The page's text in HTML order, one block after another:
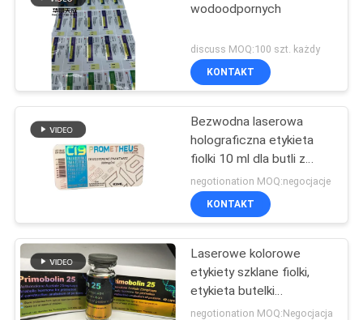
AKTUALNOŚCI
SPRAWY
SITEMAP
PRIVACY
wodoodpornych
discuss MOQ:100 szt. każdy
KONTAKT
Bezwodna laserowa
holograficzna etykieta
fiolki 10 ml dla butli z
lekami z peptydami
negotionation MOQ:negocjacje
KONTAKT
Laserowe kolorowe
etykiety szklane fiolki,
etykieta butelki
medycyny dla pojemnika
negotionation MOQ:Negocjacja